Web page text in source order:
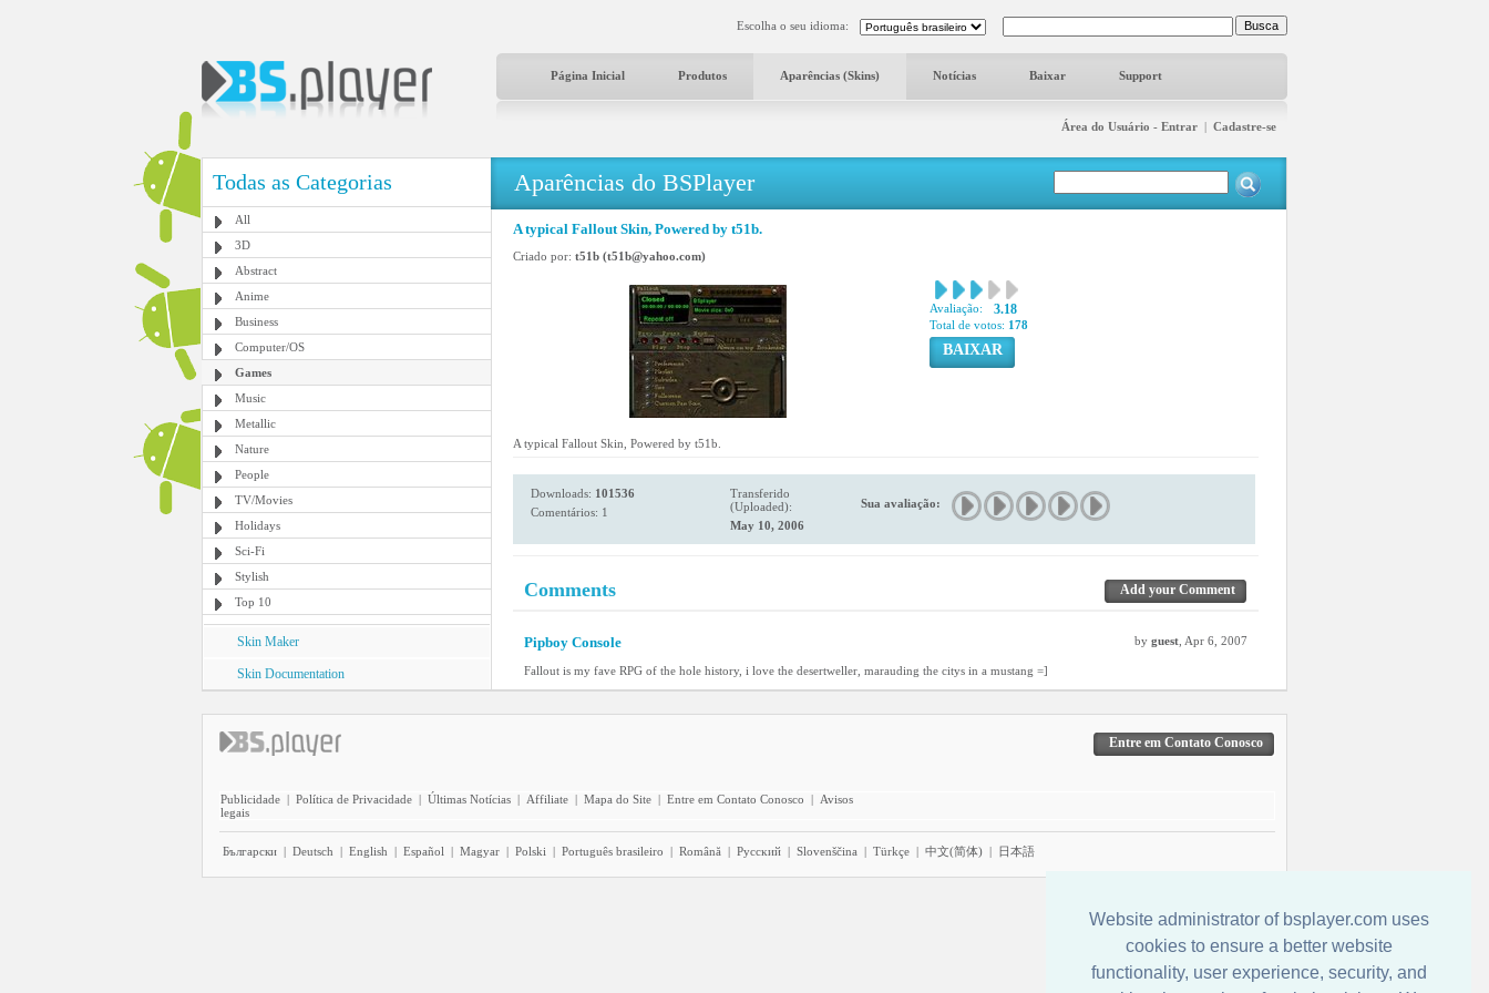
Website administrator of bsplayer.com uses
cookies to ensure a better website
functionality, user experience, security, and
Escolha o seu idioma:
Página Inicial Produtos Aparências (Skins) Notícias Baixar Support
Área do Usuário - Entrar | Cadastre-se
Todas as Categorias
All
3D
Abstract
Anime
Business
Computer/OS
Games
Music
Metallic
Nature
People
TV/Movies
Holidays
Sci-Fi
Stylish
Top 10
Skin Maker
Skin Documentation
Aparências do BSPlayer
A typical Fallout Skin, Powered by t51b.
Criado por: t51b (t51b@yahoo.com)
Avaliação: 3.18
Total de votos: 178
BAIXAR
A typical Fallout Skin, Powered by t51b.
Downloads: 101536
Comentários: 1
Transferido
(Uploaded):
May 10, 2006
Sua avaliação:
Comments Add your Comment
Pipboy Console by guest , Apr 6, 2007
Fallout is my fave RPG of the hole history, i love the desertweller, marauding the citys in a mustang =]
Entre em Contato Conosco
Publicidade | Política de Privacidade | Últimas Notícias | Affiliate | Mapa do Site | Entre em Contato Conosco | Avisos
legais
Български | Deutsch | English | Español | Magyar | Polski | Português brasileiro | Română | Pyccĸий | Slovenščina | Türkçe | 中文(简体) | 日本語